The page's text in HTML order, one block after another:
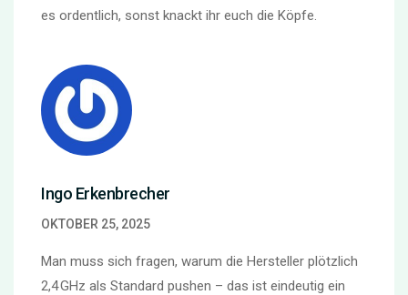
es ordentlich, sonst knackt ihr euch die Köpfe.
Ingo Erkenbrecher
OKTOBER 25, 2025
Man muss sich fragen, warum die Hersteller plötzlich
2,4 GHz als Standard pushen – das ist eindeutig ein